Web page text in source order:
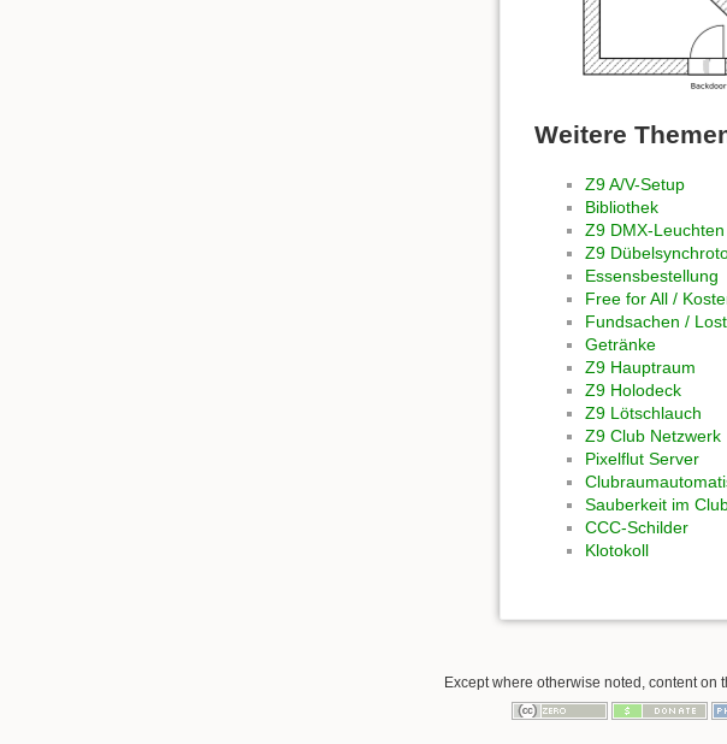
Weitere
Z9 A/V-Setup
Bibliothek
Z9 DMX-Leuchten
Z9
Essensbestellung
Free for All /
Fundsachen /
Getränke
Z9 Hauptraum
Z9 Holodeck
Z9 Lötschlauch
Z9 Club Netzwerk
Pixelflut Server
Sauberkeit im
CCC-Schilder
Klotokoll
Except where otherwise noted, content